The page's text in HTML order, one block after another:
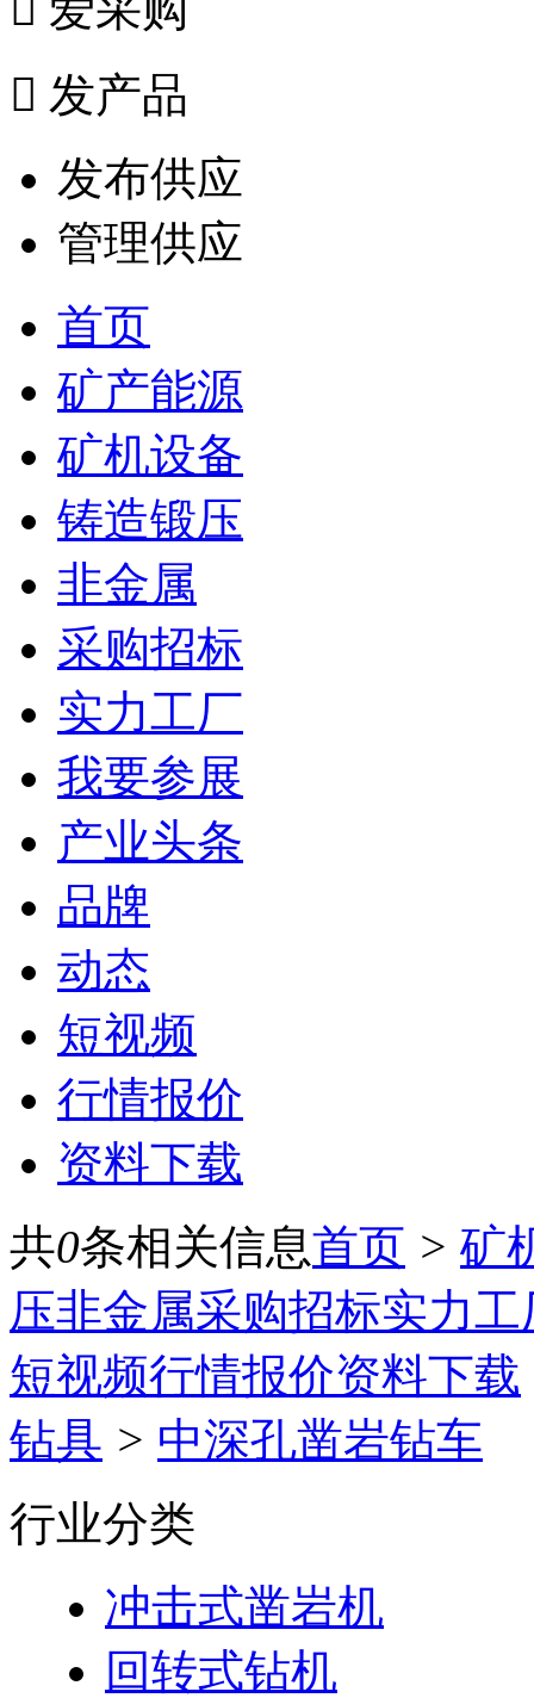
 发产品
发布供应
管理供应
首页
矿产能源
矿机设备
铸造锻压
非金属
采购招标
实力工厂
我要参展
产业头条
品牌
动态
短视频
行情报价
资料下载
共0条相关信息首页 > 矿
压非金属采购招标实力工
短视频行情报价资料下载
钻具 > 中深孔凿岩钻车
行业分类
冲击式凿岩机
回转式钻机